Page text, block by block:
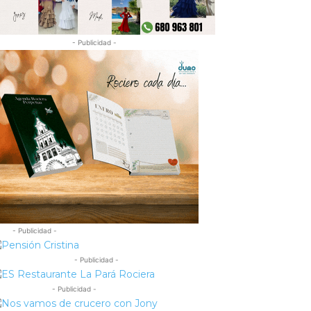
- Publicidad -
- Publicidad -
- Publicidad -
- Publicidad -